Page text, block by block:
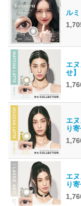
ル
エ
せ】
エ
り寄
エ
り寄